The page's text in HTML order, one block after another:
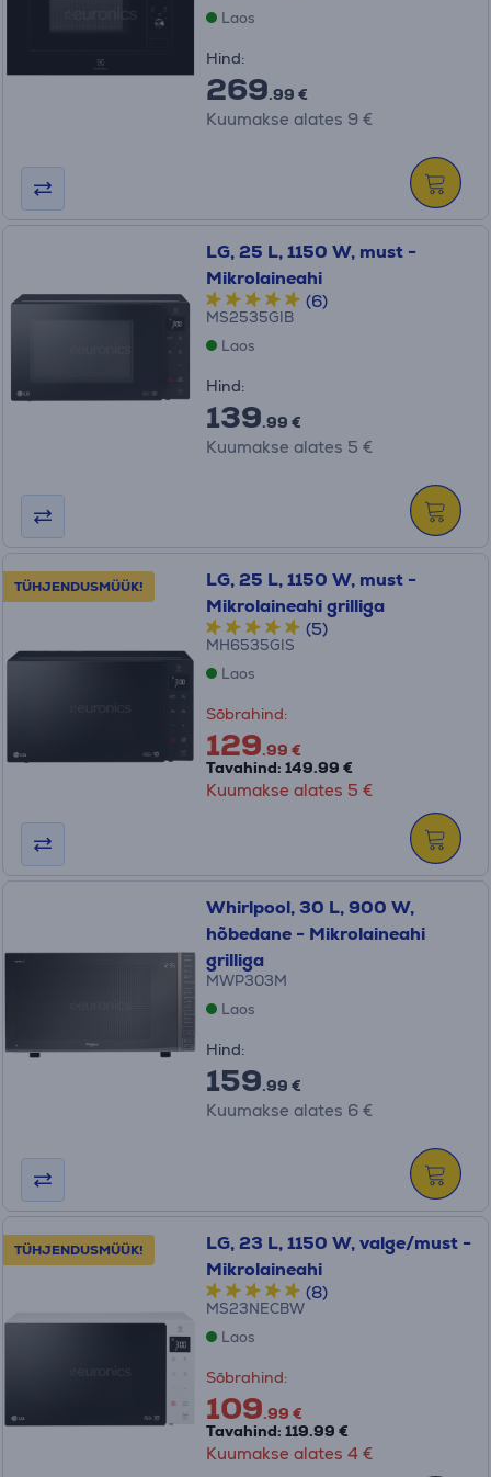
Laos
Hind:
269.99 €
Kuumakse alates 9 €
LG, 25 L, 1150 W, must -
Mikrolaineahi
(6)
MS2535GIB
Laos
Hind:
139.99 €
Kuumakse alates 5 €
TÜHJENDUSMÜÜK!
LG, 25 L, 1150 W, must -
Mikrolaineahi grilliga
(5)
MH6535GIS
Laos
Sõbrahind:
129.99 €
Tavahind: 149.99 €
Kuumakse alates 5 €
Whirlpool, 30 L, 900 W,
hõbedane - Mikrolaineahi
grilliga
MWP303M
Laos
Hind:
159.99 €
Kuumakse alates 6 €
TÜHJENDUSMÜÜK!
LG, 23 L, 1150 W, valge/must -
Mikrolaineahi
(8)
MS23NECBW
Laos
Sõbrahind:
109.99 €
Tavahind: 119.99 €
Kuumakse alates 4 €